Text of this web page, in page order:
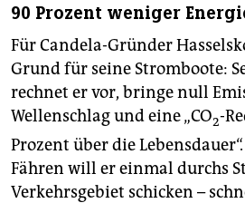
90 Prozent weniger
Für Candela-Gründer
Grund für seine Stromboote:
rechnet er vor, bringe null
Wellenschlag und eine „CO2-
Prozent über die
Fähren will er einmal durchs
Verkehrsgebiet schicken –